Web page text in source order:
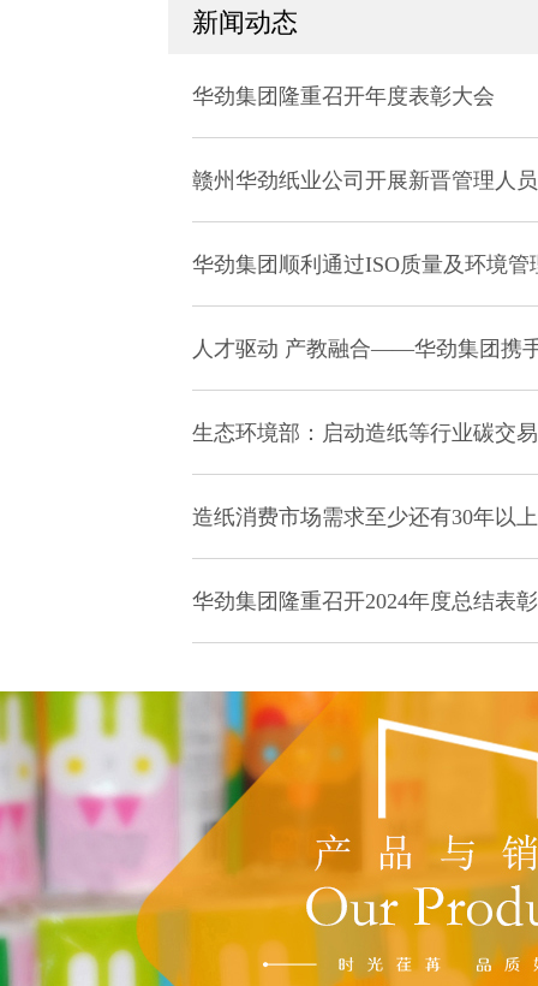
新闻动态
华劲集团隆重召开年度表彰大会
赣州华劲纸业公司开展新晋管理人
华劲集团顺利通过ISO质量及环境管
人才驱动 产教融合——华劲集团携
生态环境部：启动造纸等行业碳交
造纸消费市场需求至少还有30年以
华劲集团隆重召开2024年度总结表